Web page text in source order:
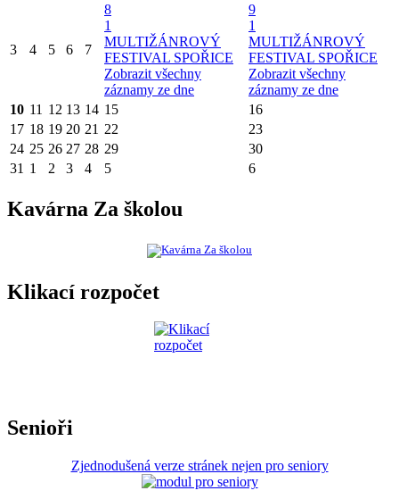
3 4 5 6 7
8
1
MULTIŽÁNROVÝ
FESTIVAL SPOŘICE
Zobrazit všechny
záznamy ze dne
9
1
MULTIŽÁNROVÝ
FESTIVAL SPOŘICE
Zobrazit všechny
záznamy ze dne
10 11 12 13 14 15
16
17 18 19 20 21 22
23
24 25 26 27 28 29
30
31 1 2 3 4 5 6
Kavárna Za školou
Klikací rozpočet
Senioři
Zjednodušená verze stránek nejen pro seniory